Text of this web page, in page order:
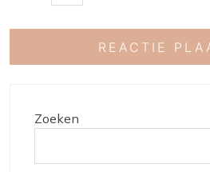
Zoeken